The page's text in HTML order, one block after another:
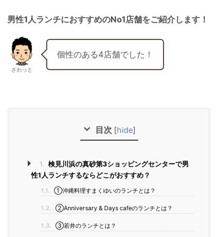
男性1人ランチにおすすめのNo1店舗をご紹介します！
ざわっと
個性のある4店舗でした！
目次 [hide]
1. 検見川浜の真砂第3ショッピングセンターで男
性1人ランチするならどこがおすすめ？
1.1. ①沖縄料理すまくゆいのランチとは？
1.2. ②Anniversary & Days cafeのランチとは？
1.3. ③若井のランチとは？